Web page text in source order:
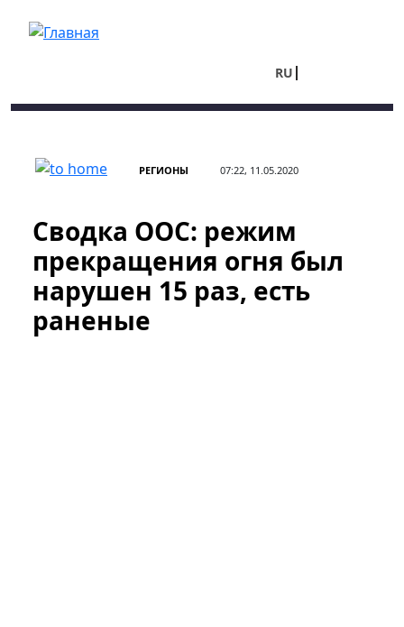
RU
РЕГИОНЫ 07:22, 11.05.2020
Сводка ООС: режим
прекращения огня был
нарушен 15 раз, есть
раненые